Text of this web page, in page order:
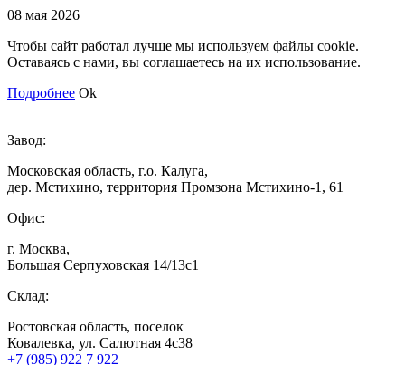
08 мая 2026
Чтобы сайт работал лучше мы используем файлы cookie.
Оставаясь с нами, вы соглашаетесь на их использование.
Подробнее Ok
Завод:
Московская область, г.о. Калуга,
дер. Мстихино, территория Промзона Мстихино-1, 61
Офис:
г. Москва,
Большая Серпуховская 14/13с1
Склад:
Ростовская область, поселок
Ковалевка, ул. Салютная 4с38
+7 (985) 922 7 922